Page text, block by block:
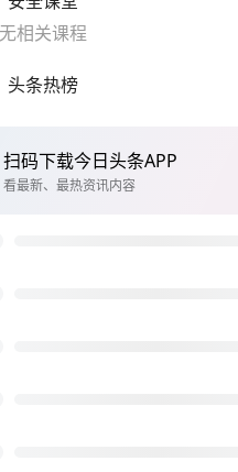
相关课程
头条热榜
扫码下载今日头条APP
看最新、最热资讯内容